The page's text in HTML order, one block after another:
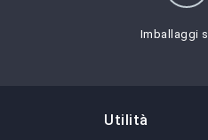
Imballaggi
Utilità